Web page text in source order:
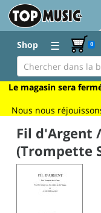
Shop ☰ 0
Le magasin sera
Nous nous
Fil d'Argent
(Trompette